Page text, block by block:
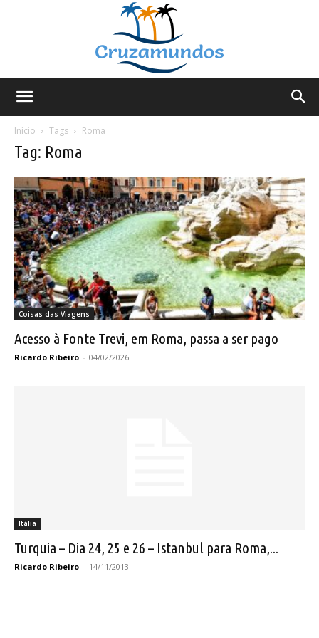
Início
Tags Roma
Tag: Roma
Coisas das Viagens
Acesso à Fonte Trevi, em Roma, passa a ser pago
Ricardo Ribeiro - 04/02/2026
Itália
Turquia – Dia 24, 25 e 26 – Istanbul para Roma,...
Ricardo Ribeiro - 14/11/2013